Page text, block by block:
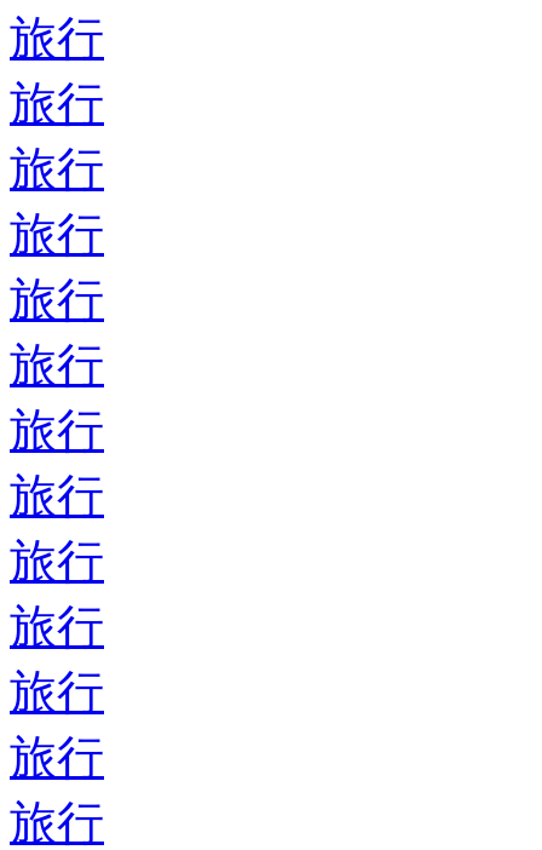
旅行
旅行
旅行
旅行
旅行
旅行
旅行
旅行
旅行
旅行
旅行
旅行
旅行